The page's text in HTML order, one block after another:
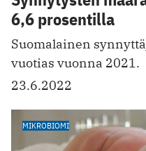
6,6 prosentilla
Suomalainen
vuotias vuonna 2021.
23.6.2022
MIKROBIOMI